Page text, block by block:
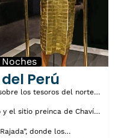
Perú
los tesoros del norte
y el sitio preinca de Chavín
donde los